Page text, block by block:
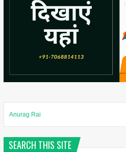
Anurag Rai
SEARCH THIS SITE